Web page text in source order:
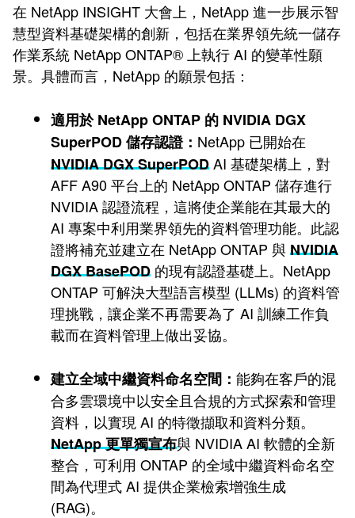
在 NetApp INSIGHT 大會上，NetApp 進一步展示智
慧型資料基礎架構的創新，包括在業界領先統一儲存
作業系統 NetApp ONTAP® 上執行 AI 的變革性願
景。具體而言，NetApp 的願景包括：
適用於 NetApp ONTAP 的 NVIDIA DGX
SuperPOD 儲存認證： NetApp 已開始在
NVIDIA DGX SuperPODAI 基礎架構上，對
AFF A90 平台上的 NetApp ONTAP 儲存進行
NVIDIA 認證流程，這將使企業能在其最大的
AI 專案中利用業界領先的資料管理功能。此認
證將補充並建立在 NetApp ONTAP 與NVIDIA
DGX BasePOD 的現有認證基礎上。NetApp
ONTAP 可解決大型語言模型 (LLMs) 的資料管
理挑戰，讓企業不再需要為了 AI 訓練工作負
載而在資料管理上做出妥協。
建立全域中繼資料命名空間： 能夠在客戶的混
合多雲環境中以安全且合規的方式探索和管理
資料，以實現 AI 的特徵擷取和資料分類。
NetApp 更單獨宣布與 NVIDIA AI 軟體的全新
整合，可利用 ONTAP 的全域中繼資料命名空
間為代理式 AI 提供企業檢索增強生成
(RAG)。